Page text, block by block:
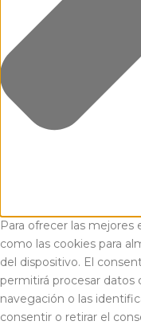
Para ofrecer las
como las cookies para
del dispositivo. El
permitirá procesar
navegación o las
consentir o retirar el